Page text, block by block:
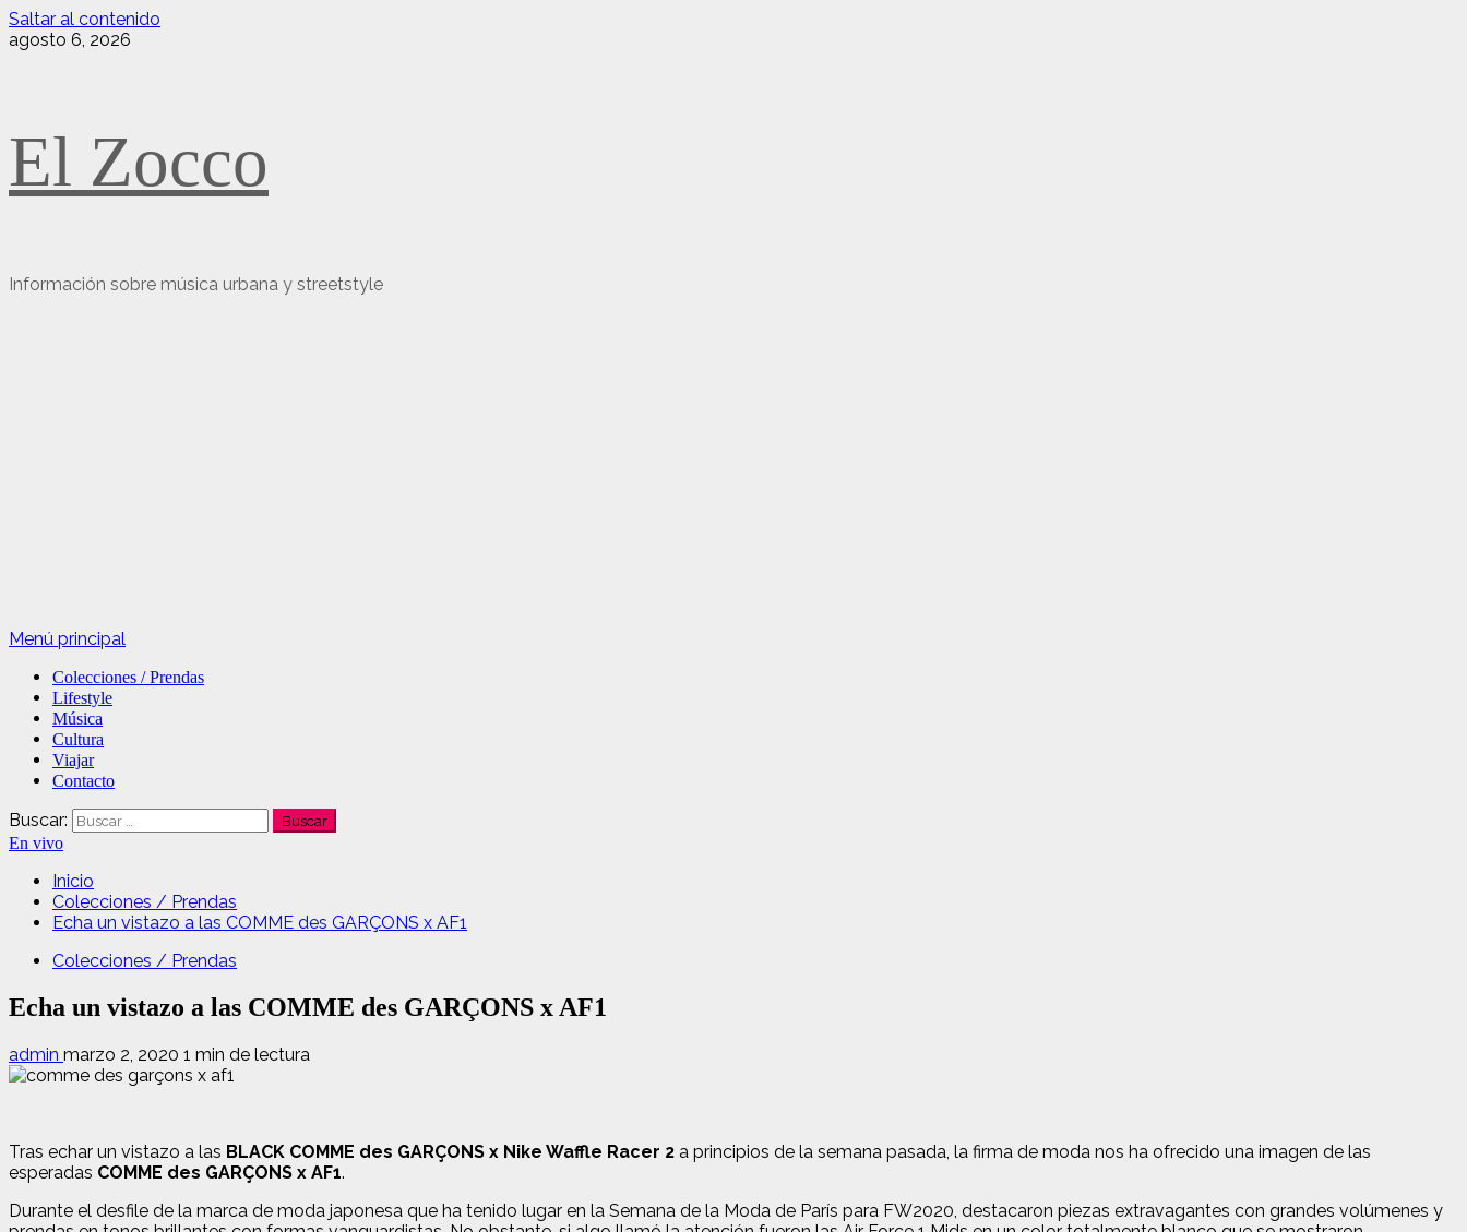
Saltar al contenido
agosto 6, 2026
El Zocco
Información sobre música urbana y streetstyle
Menú principal
Colecciones / Prendas
Lifestyle
Música
Cultura
Viajar
Contacto
Buscar:
En vivo
Inicio
Colecciones / Prendas
Echa un vistazo a las COMME des GARÇONS x AF1
Colecciones / Prendas
Echa un vistazo a las COMME des GARÇONS x AF1
admin marzo 2, 2020 1 min de lectura
Tras echar un vistazo a las BLACK COMME des GARÇONS x Nike Waffle Racer 2 a principios de la semana pasada, la firma de moda nos ha ofrecido una imagen de las
esperadas COMME des GARÇONS x AF1.
Durante el desfile de la marca de moda japonesa que ha tenido lugar en la Semana de la Moda de París para FW2020, destacaron piezas extravagantes con grandes volúmenes y